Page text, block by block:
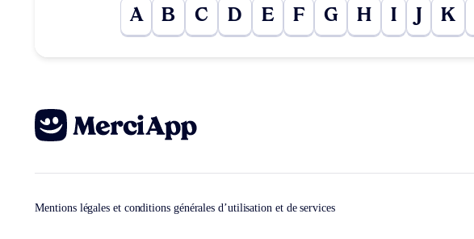
A B C D E F G H I K
Mentions légales et conditions générales d’utilisation et de services